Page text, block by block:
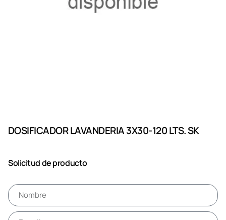
DOSIFICADOR LAVANDERIA 3X30-120 LTS. SK
Solicitud de producto